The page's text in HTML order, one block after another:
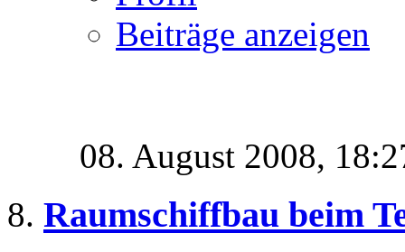
Beiträge anzeigen
08. August 2008,
Raumschiffbau beim